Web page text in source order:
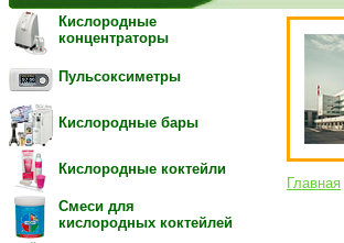
Кислородные
концентраторы
Пульсоксиметры
Кислородные бары
Кислородные коктейли
Смеси для
кислородных коктейлей
Главная